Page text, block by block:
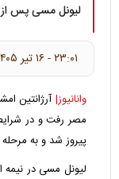
لیونل مسی پس از
۲۳:۰۱ - ۱۶ تير ۱۴۰۵
وانانیوز| آرژانتین
پیروز شد و به
لیونل مسی در نیمه